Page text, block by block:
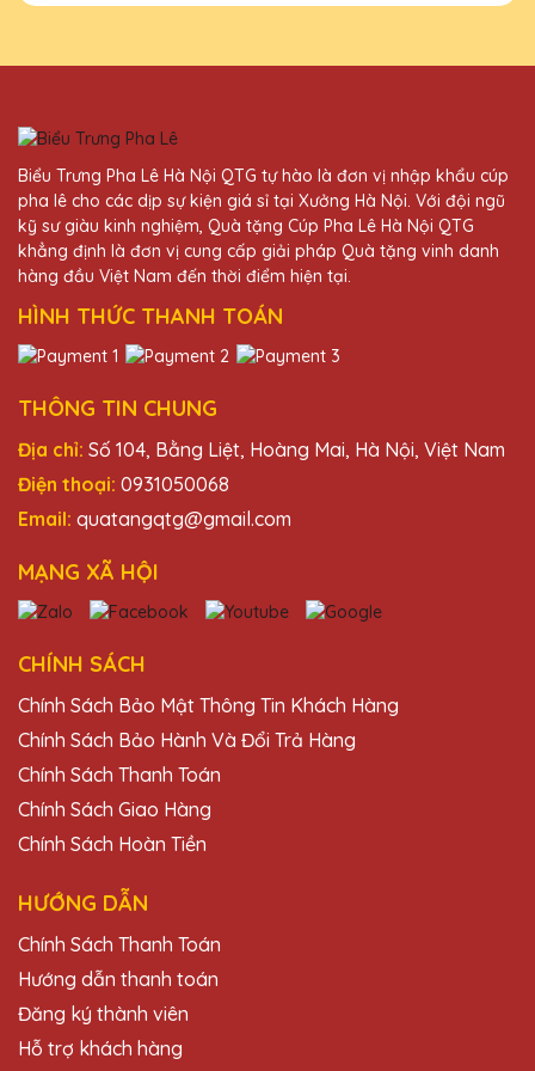
25/11/2025
Rất hài lòng với sản phẩm và dịch vụ của
Quà Tặng Pha Lê QTG. Quà tặng pha lê
được thiết kế độc đáo và chất lượng cao,
phản ánh đúng giá trị của người nhận.
Dương Văn Thành
25/11/2025
Thiết kế cúp pha lê tại Quà Tặng Pha Lê
QTG thật sự tinh tế và đẳng cấp. Rất tự hào
tác và khách hàng của mình.
Phạm Văn Khánh
25/11/2025
Đội ngũ thiết kế của Quà Tặng Pha Lê QTG
lê hoàn hảo đến từng chi tiết, chắc chắn sẽ
giới thiệu cho bạn bè và đồng nghiệp.
Hoàng Thị Vân
25/11/2025
Thiết kế cúp pha lê tại Quà Tặng Pha Lê
QTG thật sự tinh tế và đẳng cấp. Rất tự hào
khi trao tặng những chiếc cúp này cho đối
tác và khách hàng của mình.
Hồ Văn Lâm
Biểu Trưng Pha Lê Hà Nội QTG tự hào là đơn vị nhập khẩu cúp
pha lê cho các dịp sự kiện giá sỉ tại Xưởng Hà Nội. Với đội ngũ
kỹ sư giàu kinh nghiệm, Quà tặng Cúp Pha Lê Hà Nội QTG
khẳng định là đơn vị cung cấp giải pháp Quà tặng vinh danh
hàng đầu Việt Nam đến thời điểm hiện tại.
HÌNH THỨC THANH TOÁN
THÔNG TIN CHUNG
Địa chỉ: Số 104, Bằng Liệt, Hoàng Mai, Hà Nội, Việt Nam
Điện thoại: 0931050068
Email: quatangqtg@gmail.com
MẠNG XÃ HỘI
CHÍNH SÁCH
Chính Sách Bảo Mật Thông Tin Khách Hàng
Chính Sách Bảo Hành Và Đổi Trả Hàng
Chính Sách Thanh Toán
Chính Sách Giao Hàng
Chính Sách Hoàn Tiền
HƯỚNG DẪN
Chính Sách Thanh Toán
Hướng dẫn thanh toán
Đăng ký thành viên
Hỗ trợ khách hàng